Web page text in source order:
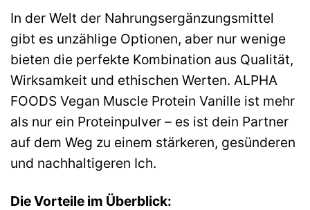
In der Welt der Nahrungsergänzungsmittel
gibt es unzählige Optionen, aber nur wenige
bieten die perfekte Kombination aus Qualität,
Wirksamkeit und ethischen Werten. ALPHA
FOODS Vegan Muscle Protein Vanille ist mehr
als nur ein Proteinpulver – es ist dein Partner
auf dem Weg zu einem stärkeren, gesünderen
und nachhaltigeren Ich.
Die Vorteile im Überblick: